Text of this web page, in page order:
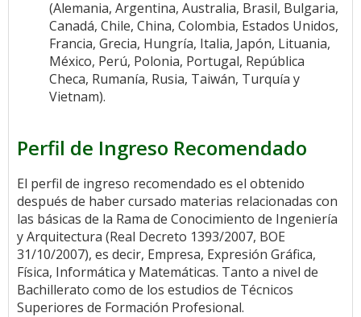
(Alemania, Argentina, Australia, Brasil, Bulgaria,
Canadá, Chile, China, Colombia, Estados Unidos,
Francia, Grecia, Hungría, Italia, Japón, Lituania,
México, Perú, Polonia, Portugal, República
Checa, Rumanía, Rusia, Taiwán, Turquía y
Vietnam).
Perfil de Ingreso Recomendado
El perfil de ingreso recomendado es el obtenido
después de haber cursado materias relacionadas con
las básicas de la Rama de Conocimiento de Ingeniería
y Arquitectura (Real Decreto 1393/2007, BOE
31/10/2007), es decir, Empresa, Expresión Gráfica,
Física, Informática y Matemáticas. Tanto a nivel de
Bachillerato como de los estudios de Técnicos
Superiores de Formación Profesional.